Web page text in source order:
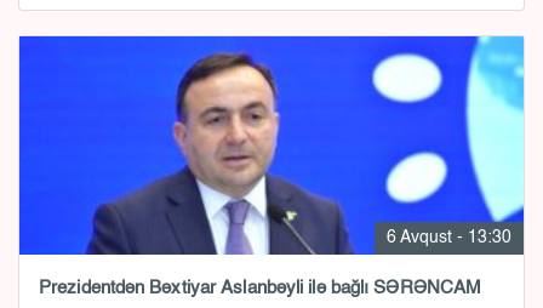
6 Avqust - 13:30
Prezidentdən Bəxtiyar Aslanbəyli ilə bağlı SƏRƏNCAM